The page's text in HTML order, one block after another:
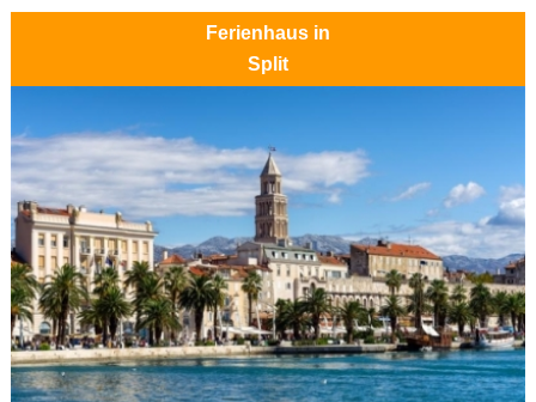
Ferienhaus in
Split